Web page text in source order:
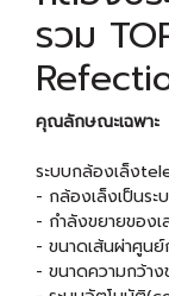
รวม
คุณลักษณะเฉพาะ
ระบบกล้องเล็ง
- กล้องเล็งเป็
- กำลังขยายของ
- ขนาดเส้นผ่าศูน
- ขนาดความกว้า